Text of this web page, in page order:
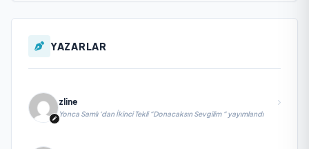
YAZARLAR
zline
Yonca Samlı ‘dan İkinci Tekli “Donacaksın Sevgilim “ yayımlandı